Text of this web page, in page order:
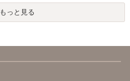
もっと見る